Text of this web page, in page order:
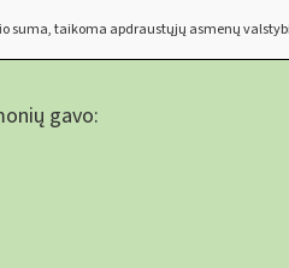
suma, taikoma apdraustųjų asmenų
gavo: